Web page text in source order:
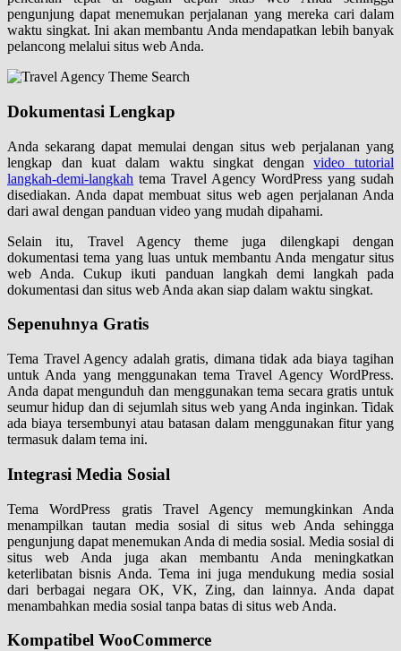
pengunjung dapat menemukan perjalanan yang mereka cari dalam
waktu singkat. Ini akan membantu Anda mendapatkan lebih banyak
pelancong melalui situs web Anda.
Dokumentasi Lengkap
Anda sekarang dapat memulai dengan situs web perjalanan yang
lengkap dan kuat dalam waktu singkat denganvideo tutorial
langkah-demi-langkah tema Travel Agency WordPress yang sudah
disediakan. Anda dapat membuat situs web agen perjalanan Anda
dari awal dengan panduan video yang mudah dipahami.
Selain itu, Travel Agency theme juga dilengkapi dengan
dokumentasi tema yang luas untuk membantu Anda mengatur situs
web Anda. Cukup ikuti panduan langkah demi langkah pada
dokumentasi dan situs web Anda akan siap dalam waktu singkat.
Sepenuhnya Gratis
Tema Travel Agency adalah gratis, dimana tidak ada biaya tagihan
untuk Anda yang menggunakan tema Travel Agency WordPress.
Anda dapat mengunduh dan menggunakan tema secara gratis untuk
seumur hidup dan di sejumlah situs web yang Anda inginkan. Tidak
ada biaya tersembunyi atau batasan dalam menggunakan fitur yang
termasuk dalam tema ini.
Integrasi Media Sosial
Tema WordPress gratis Travel Agency memungkinkan Anda
menampilkan tautan media sosial di situs web Anda sehingga
pengunjung dapat menemukan Anda di media sosial. Media sosial di
situs web Anda juga akan membantu Anda meningkatkan
keterlibatan bisnis Anda. Tema ini juga mendukung media sosial
dari berbagai negara OK, VK, Zing, dan lainnya. Anda dapat
menambahkan media sosial tanpa batas di situs web Anda.
Kompatibel WooCommerce